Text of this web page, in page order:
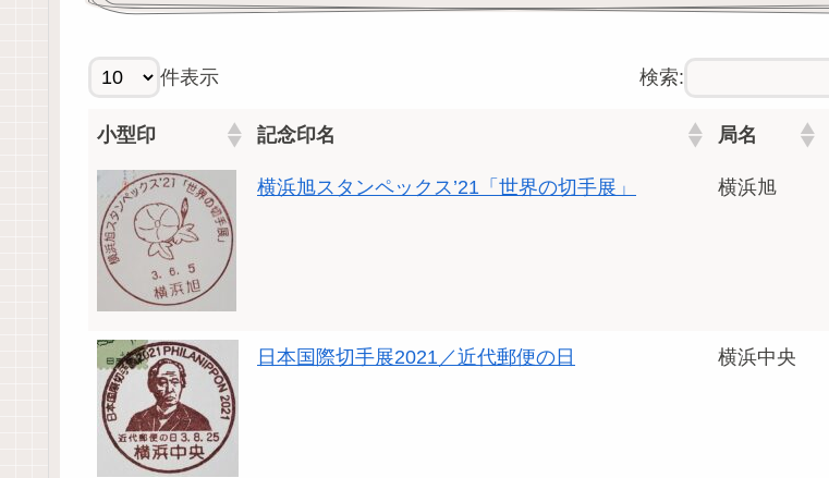
件表示 検索:
小型印 記念印名 局名
横浜旭スタンペックス’21「世界の切手展」 横浜旭
日本国際切手展2021／近代郵便の日 横浜中央